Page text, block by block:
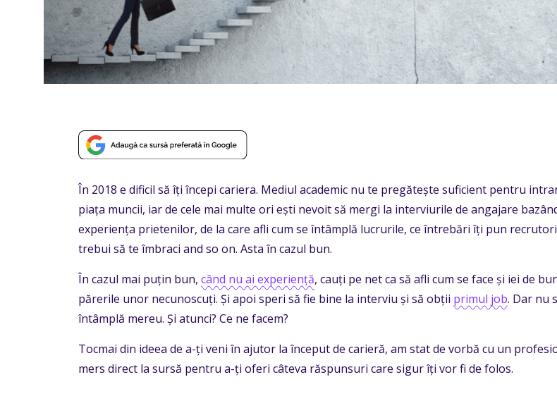
În 2018 e dificil să îți începi cariera. Mediul academic nu te pregătește suficient pentru
piața muncii, iar de cele mai multe ori ești nevoit să mergi la interviurile de angajare
experiența prietenilor, de la care afli cum se întâmplă lucrurile, ce întrebări îți pun
trebui să te îmbraci and so on. Asta în cazul bun.
În cazul mai puțin bun, când nu ai experiență, cauți pe net ca să afli cum se face și iei de
părerile unor necunoscuți. Și apoi speri să fie bine la interviu și să obții primul job. Dar nu
întâmplă mereu. Și atunci? Ce ne facem?
Tocmai din ideea de a-ți veni în ajutor la început de carieră, am stat de vorbă cu un
mers direct la sursă pentru a-ți oferi câteva răspunsuri care sigur îți vor fi de folos.